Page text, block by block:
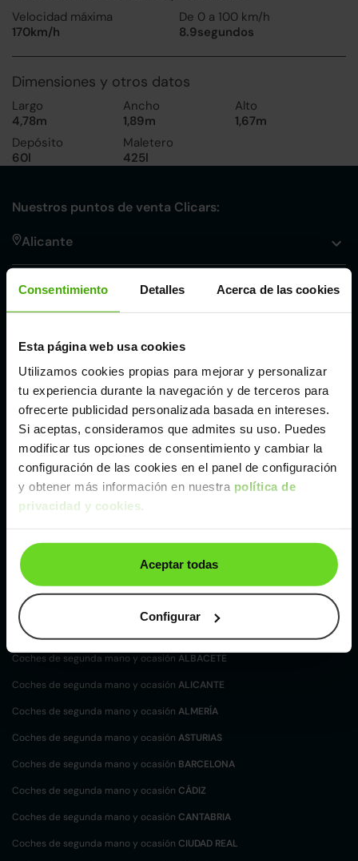
Consentimiento Detalles Acerca de las cookies
Esta página web usa cookies
Utilizamos cookies propias para mejorar y personalizar
tu experiencia durante la navegación y de terceros para
ofrecerte publicidad personalizada basada en intereses.
Si aceptas, consideramos que admites su uso. Puedes
modificar tus opciones de consentimiento y cambiar la
configuración de las cookies en el panel de configuración
y obtener más información en nuestra política de
privacidad y cookies.
Aceptar todas
Configurar
Velocidad máxima
170km/h
De 0 a 100 km/h
8.9segundos
Dimensiones y otros datos
Largo
4,78m
Ancho
1,89m
Alto
1,67m
Depósito
60l
Maletero
425l
Nuestros puntos de venta Clicars:
Alicante
Córdoba
Madrid
Málaga
Valencia
Zaragoza
Ver BYD Seal U de segunda mano y ocasión
BYD Seal U de segunda mano y ocasión
Coches de segunda mano y ocasión por
localización
Coches de segunda mano y ocasión ALBACETE
Coches de segunda mano y ocasión ALICANTE
Coches de segunda mano y ocasión ALMERÍA
Coches de segunda mano y ocasión ASTURIAS
Coches de segunda mano y ocasión BARCELONA
Coches de segunda mano y ocasión CÁDIZ
Coches de segunda mano y ocasión CANTABRIA
Coches de segunda mano y ocasión CIUDAD REAL